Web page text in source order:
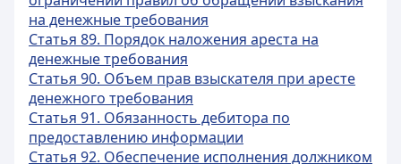
на денежные требования
Статья 89. Порядок наложения ареста на
денежные требования
Статья 90. Объем прав взыскателя при аресте
денежного требования
Статья 91. Обязанность дебитора по
предоставлению информации
Статья 92. Обеспечение исполнения должником